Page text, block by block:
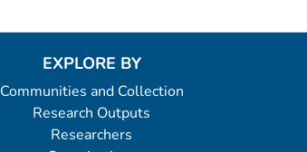
EXPLORE BY
Communities and Collection
Research Outputs
Researchers